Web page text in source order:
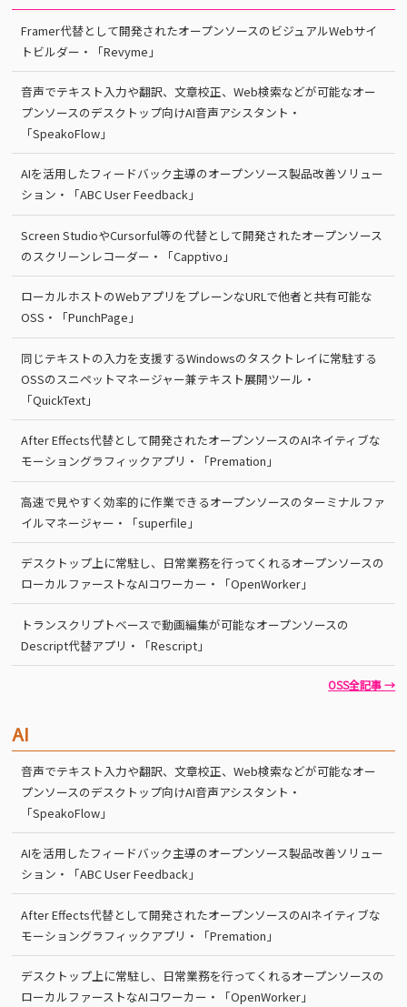
Framer代替として開発されたオープンソースのビジュアルWebサイ
トビルダー・「Revyme」
音声でテキスト入力や翻訳、文章校正、Web検索などが可能なオー
プンソースのデスクトップ向けAI音声アシスタント・
「SpeakoFlow」
AIを活用したフィードバック主導のオープンソース製品改善ソリュー
ション・「ABC User Feedback」
Screen StudioやCursorful等の代替として開発されたオープンソース
のスクリーンレコーダー・「Capptivo」
ローカルホストのWebアプリをプレーンなURLで他者と共有可能な
OSS・「PunchPage」
同じテキストの入力を支援するWindowsのタスクトレイに常駐する
OSSのスニペットマネージャー兼テキスト展開ツール・
「QuickText」
After Effects代替として開発されたオープンソースのAIネイティブな
モーショングラフィックアプリ・「Premation」
高速で見やすく効率的に作業できるオープンソースのターミナルファ
イルマネージャー・「superfile」
デスクトップ上に常駐し、日常業務を行ってくれるオープンソースの
ローカルファーストなAIコワーカー・「OpenWorker」
トランスクリプトベースで動画編集が可能なオープンソースの
Descript代替アプリ・「Rescript」
OSS全記事 →
AI
音声でテキスト入力や翻訳、文章校正、Web検索などが可能なオー
プンソースのデスクトップ向けAI音声アシスタント・
「SpeakoFlow」
AIを活用したフィードバック主導のオープンソース製品改善ソリュー
ション・「ABC User Feedback」
After Effects代替として開発されたオープンソースのAIネイティブな
モーショングラフィックアプリ・「Premation」
デスクトップ上に常駐し、日常業務を行ってくれるオープンソースの
ローカルファーストなAIコワーカー・「OpenWorker」